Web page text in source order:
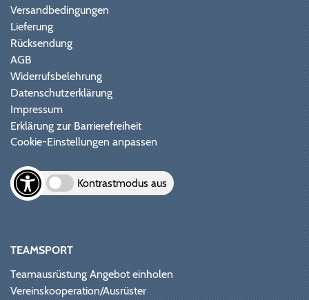
Versandbedingungen
Lieferung
Rücksendung
AGB
Widerrufsbelehrung
Datenschutzerklärung
Impressum
Erklärung zur Barrierefreiheit
Cookie-Einstellungen anpassen
Kontrastmodus aus
TEAMSPORT
Teamausrüstung Angebot einholen
Vereinskooperation/Ausrüster